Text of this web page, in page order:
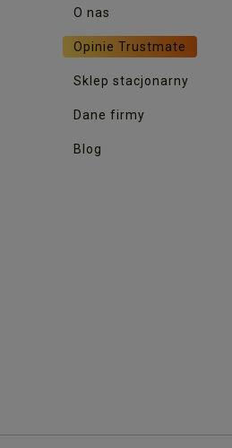
O nas
Opinie Trustmate
Sklep stacjonarny
Dane firmy
Blog